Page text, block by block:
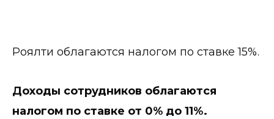
Роялти облагаются налогом по ставке 15%.
Доходы сотрудников облагаются
налогом по ставке от 0% до 11%.